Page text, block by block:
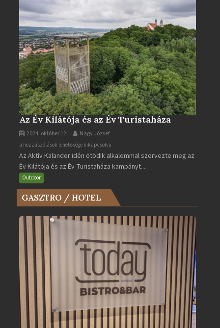
Az Év Kilátója és az Év Turistaháza
2024. október 12. Nagy József
Az
Év
Kilátója
és
Év
Turistaháza
bejegyzéshez
a hozzászólások lehetősége kikapcsolva
Az Aktív Kalandor idén ötödik alkalommal szervezte meg az
Év Kilátója és az Év Turistaháza kampányt....
Outdoor
GASZTRO / HOTEL